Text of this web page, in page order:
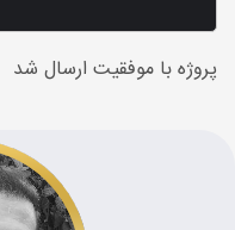
پروژه با موفقیت ارسال شد